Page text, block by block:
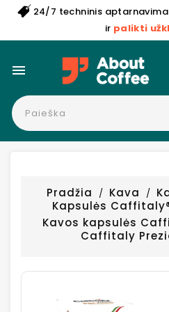
24/7 techninis
ir palikti

Pradžia Kava
Kapsulės
Kavos kapsulės
Caffitaly